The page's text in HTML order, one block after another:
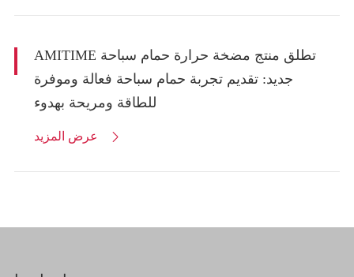
AMITIME تطلق منتج مضخة حرارة حمام سباحة
جديد: تقديم تجربة حمام سباحة فعالة وموفرة
للطاقة ومريحة بهدوء
